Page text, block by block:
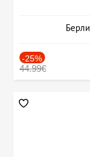
-25%
44.99€